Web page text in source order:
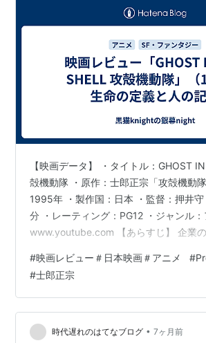
【映画データ】 ・タイトル：GHOST
殻機動隊 ・原作：士郎正宗「攻殻機動
1995年 ・製作国：日本 ・監督：押井
分 ・レーティング：PG12 ・ジャンル
www.youtube.com 【あらすじ】 企業
なるほど情報化されていない近未来。
「攻殻機動隊」に所属する通称「少佐」
は、国際的に指名手配された謎のハッ
巡る捜査に乗り出すことになる。 人形
まな人間の記憶や行動を、脳をハッキン
#映画レビュー＃日本映画＃アニメ #
#士郎正宗
時代遅れのはてなブログ • 7ヶ月前